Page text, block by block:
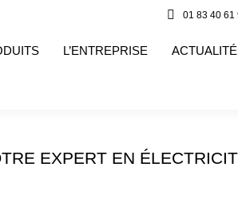
01 83 40 61
L’ENTREPRISE
EXPERT EN